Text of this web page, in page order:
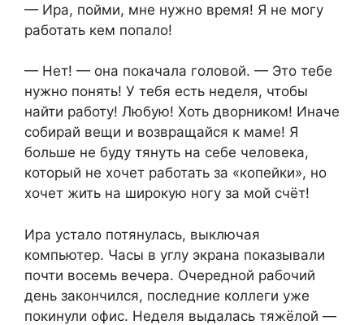
— Ира, пойми, мне нужно время! Я не могу
работать кем попало!
— Нет! — она покачала головой. — Это тебе
нужно понять! У тебя есть неделя, чтобы
найти работу! Любую! Хоть дворником! Иначе
собирай вещи и возвращайся к маме! Я
больше не буду тянуть на себе человека,
который не хочет работать за «копейки», но
хочет жить на широкую ногу за мой счёт!
Ира устало потянулась, выключая
компьютер. Часы в углу экрана показывали
почти восемь вечера. Очередной рабочий
день закончился, последние коллеги уже
покинули офис. Неделя выдалась тяжёлой —